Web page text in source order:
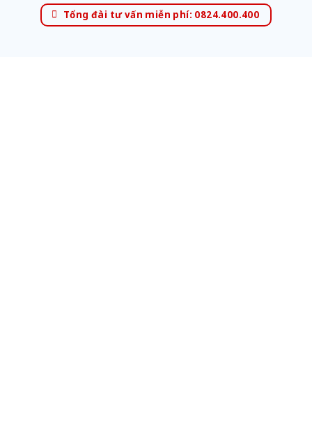
Tổng đài tư vấn miễn phí: 0824.400.400